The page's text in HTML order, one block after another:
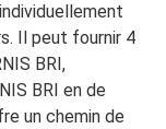
Il peut fournir 4
BRI,
BRI en de
un chemin de